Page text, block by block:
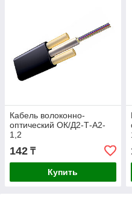
Кабель волоконно-
оптический ОК/Д2-Т-А2-
1,2
142 ₸
Купить